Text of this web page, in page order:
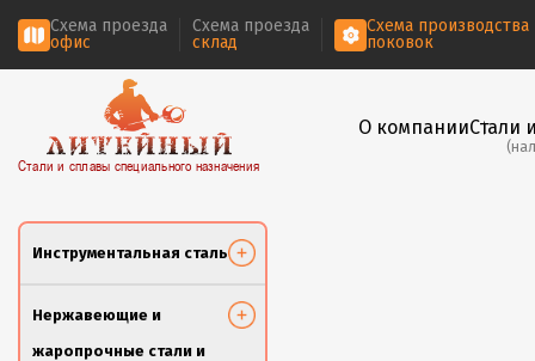
Схема проезда
офис
Схема проезда
склад
Схема производства
поковок
Стали и сплавы специального назначения
О компанииСтали
Инструментальная сталь
Нержавеющие и
жаропрочные стали и